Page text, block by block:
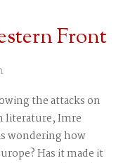
Front
the attacks on
literature, Imre
wondering how
Has it made it